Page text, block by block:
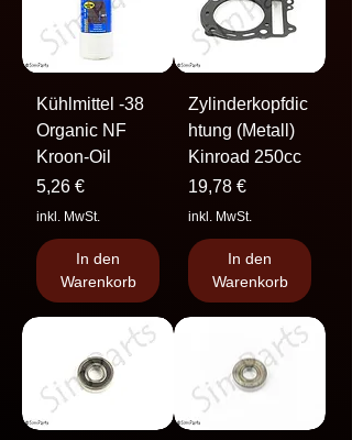
Kühlmittel -38
Organic NF
Kroon-Oil
Preis
5,26 €
inkl. MwSt.
In den
Warenkorb
Zylinderkopfdic
htung (Metall)
Kinroad 250cc
Preis
19,78 €
inkl. MwSt.
In den
Warenkorb